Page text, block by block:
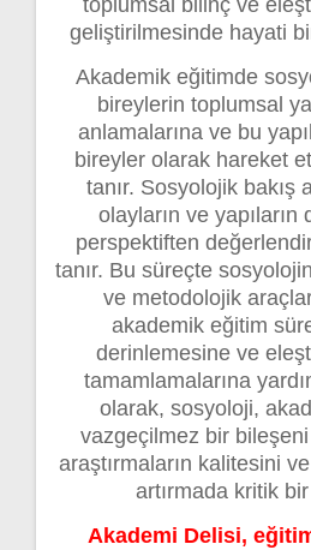
toplumsal bilinç ve
geliştirilmesinde hayati
Akademik eğitimde
bireylerin toplumsal
anlamalarına ve bu
bireyler olarak hareket
tanır. Sosyolojik bakış
olayların ve
perspektiften
tanır. Bu süreçte
ve metodolojik
akademik eğitim
derinlemesine ve
tamamlamalarına
olarak, sosyoloji,
vazgeçilmez bir
araştırmaların kalitesini
artırmada kritik
Akademi Delisi,